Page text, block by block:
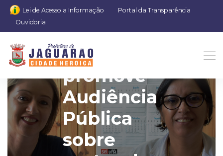
Lei de Acesso a Informação
Portal da Transparência
Ouvidoria
Prefeitura
promove
Audiência
Pública
sobre